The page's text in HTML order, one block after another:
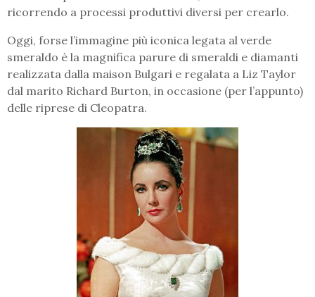
ricorrendo a processi produttivi diversi per crearlo.
Oggi, forse l’immagine più iconica legata al verde
smeraldo è la magnifica parure di smeraldi e diamanti
realizzata dalla maison Bulgari e regalata a Liz Taylor
dal marito Richard Burton, in occasione (per l’appunto)
delle riprese di Cleopatra.